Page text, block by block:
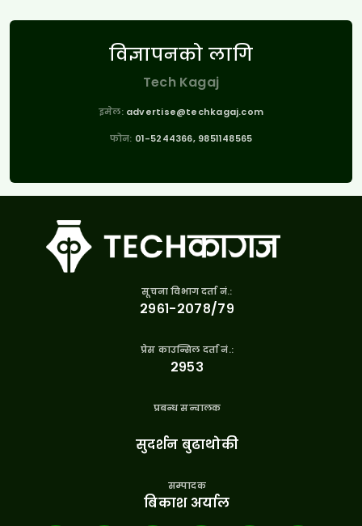
विज्ञापनको लागि
Tech Kagaj
इमेल: advertise@techkagaj.com
फोन: 01-5244366, 9851148565
सूचना विभाग दर्ता नं.:
२९६१-२०७८/७९
प्रेस काउन्सिल दर्ता नं.:
२९५३
प्रबन्ध सन्चालक
सुदर्शन बुढाथोकी
सम्पादक
बिकाश अर्याल